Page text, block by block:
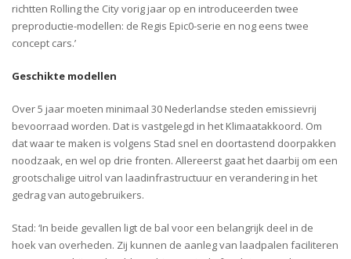
richtten Rollingthe City vorig jaar op en introduceerden twee
preproductie-modellen: de Regis Epic0-serie en nog eens twee
concept cars.’
Geschikte modellen
Over 5 jaar moeten minimaal 30 Nederlandse steden emissievrij
bevoorraad worden. Dat is vastgelegd in het Klimaatakkoord. Om
dat waar te maken is volgens Stad snel en doortastend doorpakken
noodzaak, en wel op drie fronten. Allereerst gaat het daarbij om een
grootschalige uitrol van laadinfrastructuur en verandering in het
gedrag van autogebruikers.
Stad: ‘In beide gevallen ligt de bal voor een belangrijk deel in de
hoek van overheden. Zij kunnen de aanleg van laadpalen faciliteren